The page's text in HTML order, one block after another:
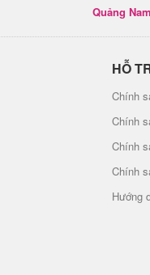
Quảng Nam
HỖ
Chính
Chính
Chính
Chính
Hướng